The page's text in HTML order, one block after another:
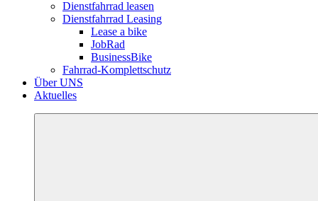
Dienstfahrrad leasen
Dienstfahrrad Leasing
Lease a bike
JobRad
BusinessBike
Fahrrad-Komplettschutz
Über UNS
Aktuelles